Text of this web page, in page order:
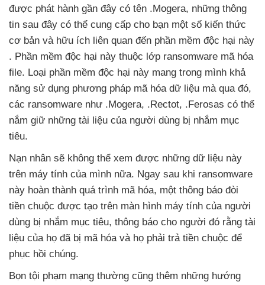
được phát hành gần đây có tên .Mogera, những thông
tin sau đây có thể cung cấp cho bạn một số kiến thức
cơ bản và hữu ích liên quan đến phần mềm độc hại này
. Phần mềm độc hại này thuộc lớp ransomware mã hóa
file. Loại phần mềm độc hại này mang trong mình khả
năng sử dụng phương pháp mã hóa dữ liệu mà qua đó,
các ransomware như .Mogera, .Rectot, .Ferosas có thể
nắm giữ những tài liệu của người dùng bị nhắm mục
tiêu.
Nạn nhân sẽ không thể xem được những dữ liệu này
trên máy tính của mình nữa. Ngay sau khi ransomware
này hoàn thành quá trình mã hóa, một thông báo đòi
tiền chuộc được tạo trên màn hình máy tính của người
dùng bị nhắm mục tiêu, thông báo cho người đó rằng tài
liệu của họ đã bị mã hóa và họ phải trả tiền chuộc để
phục hồi chúng.
Bọn tội phạm mạng thường cũng thêm những hướng